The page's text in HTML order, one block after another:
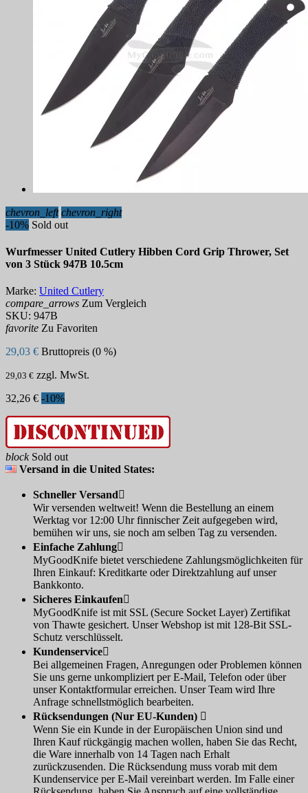
chevron_left chevron_right
-10% Sold out
Wurfmesser United Cutlery Hibben Cord Grip Thrower, Set
von 3 Stück 947B 10.5cm
Marke: United Cutlery
compare_arrows Zum Vergleich
SKU: 947B
favorite Zu Favoriten
29,03 € Bruttopreis (0 %)
29,03 € zzgl. MwSt.
32,26 € -10%
blockSold out
Versand in die United States:
Schneller Versand
Wir versenden weltweit! Wenn die Bestellung an einem
Werktag vor 12:00 Uhr finnischer Zeit aufgegeben wird,
bemühen wir uns, sie noch am selben Tag zu versenden.
Einfache Zahlung
MyGoodKnife bietet verschiedene Zahlungsmöglichkeiten für
Ihren Einkauf: Kreditkarte oder Direktzahlung auf unser
Bankkonto.
Sicheres Einkaufen
MyGoodKnife ist mit SSL (Secure Socket Layer) Zertifikat
von Thawte gesichert. Unser Webshop ist mit 128-Bit SSL-
Schutz verschlüsselt.
Kundenservice
Bei allgemeinen Fragen, Anregungen oder Problemen können
Sie uns gerne unkompliziert per E-Mail, Telefon oder über
unser Kontaktformular erreichen. Unser Team wird Ihre
Anfrage schnellstmöglich bearbeiten.
Rücksendungen (Nur EU-Kunden) 
Wenn Sie ein Kunde in der Europäischen Union sind und
Ihren Kauf rückgängig machen wollen, haben Sie das Recht,
die Ware innerhalb von 14 Tagen nach Erhalt
zurückzusenden. Die Rücksendung muss vorab mit dem
Kundenservice per E-Mail vereinbart werden. Im Falle einer